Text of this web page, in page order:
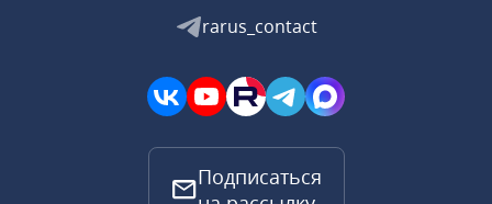
rarus_contact
Подписаться